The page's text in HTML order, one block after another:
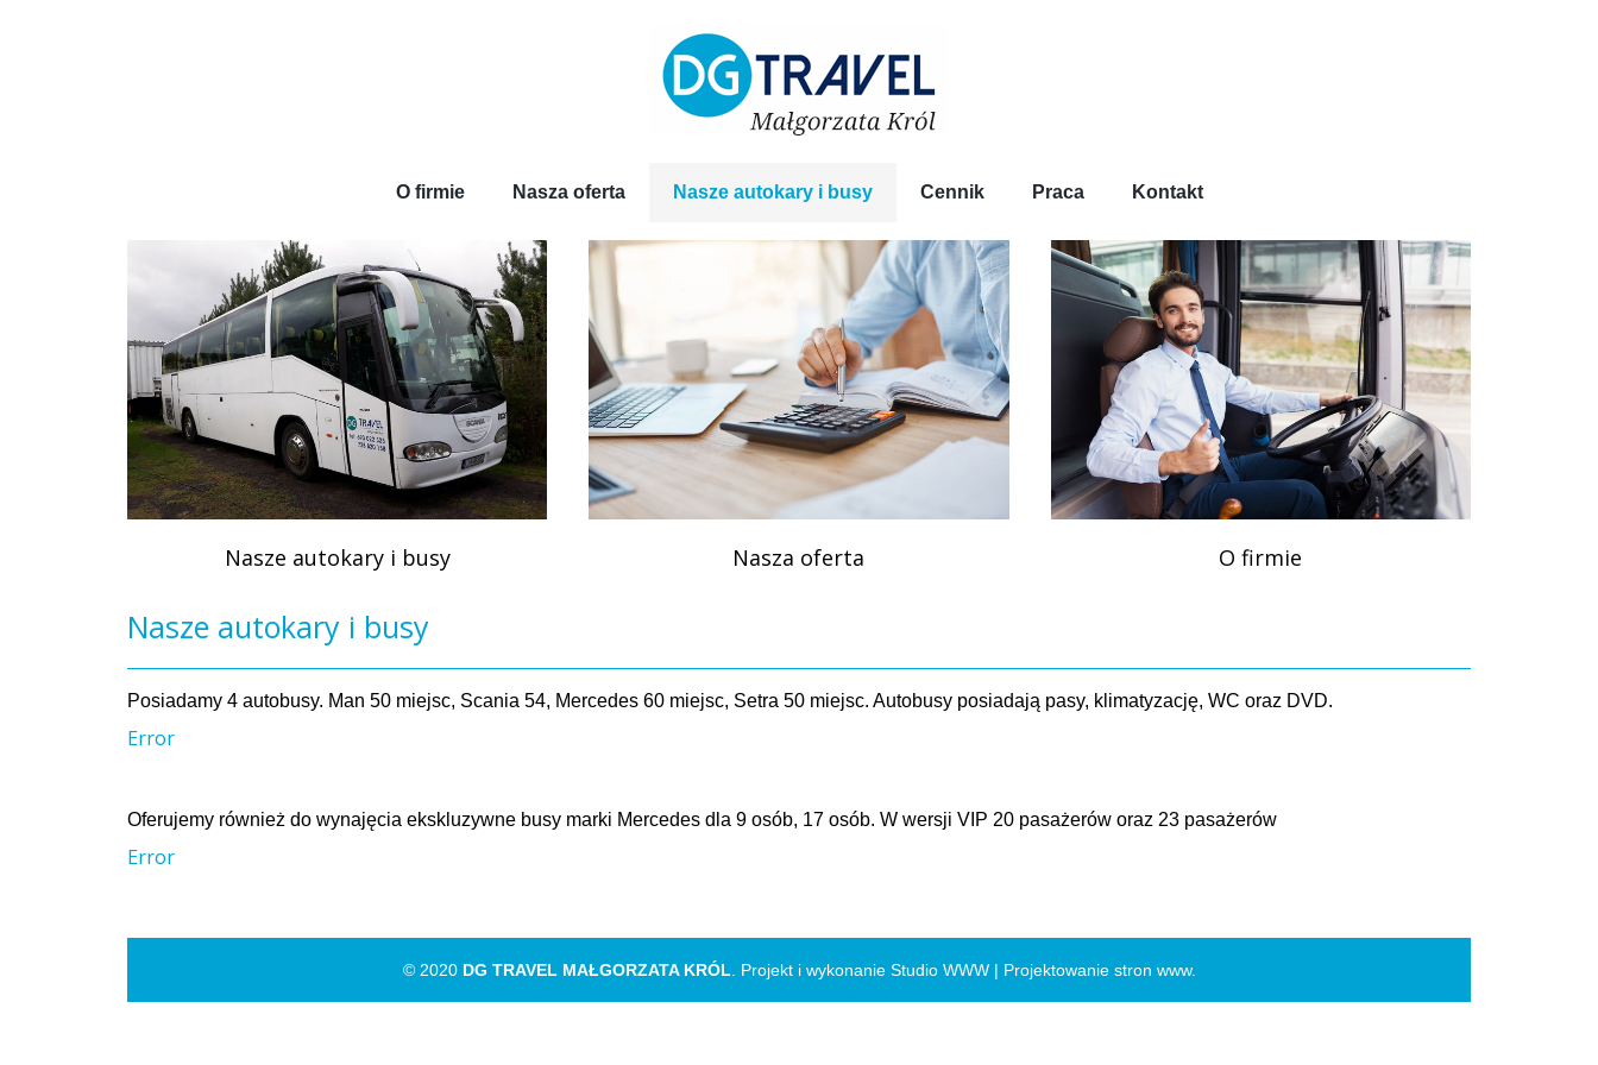
O firmie Nasza oferta Nasze autokary i busy Cennik Praca Kontakt
Nasze autokary i busy Nasza oferta O firmie
Nasze autokary i busy
Posiadamy 4 autobusy. Man 50 miejsc, Scania 54, Mercedes 60 miejsc, Setra 50 miejsc. Autobusy posiadają pasy, klimatyzację, WC oraz DVD.
Error
Oferujemy również do wynajęcia ekskluzywne busy marki Mercedes dla 9 osób, 17 osób. W wersji VIP 20 pasażerów oraz 23 pasażerów
Error
© 2020 DG TRAVEL MAŁGORZATA KRÓL. Projekt i wykonanie Studio WWW | Projektowanie stron www.